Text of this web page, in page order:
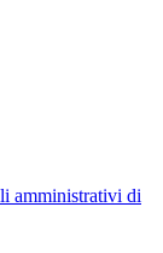
amministrativi di